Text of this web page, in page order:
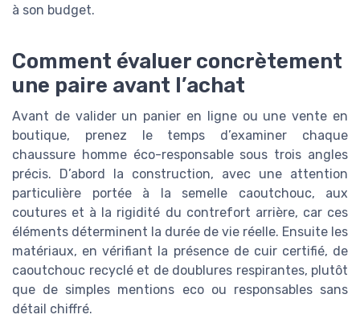
à son budget.
Comment évaluer concrètement
une paire avant l’achat
Avant de valider un panier en ligne ou une vente en
boutique, prenez le temps d’examiner chaque
chaussure homme éco-responsable sous trois angles
précis. D’abord la construction, avec une attention
particulière portée à la semelle caoutchouc, aux
coutures et à la rigidité du contrefort arrière, car ces
éléments déterminent la durée de vie réelle. Ensuite les
matériaux, en vérifiant la présence de cuir certifié, de
caoutchouc recyclé et de doublures respirantes, plutôt
que de simples mentions eco ou responsables sans
détail chiffré.